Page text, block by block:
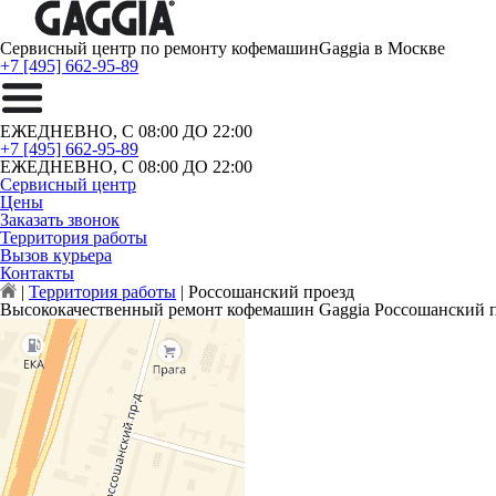
Сервисный центр по ремонту кофемашинGaggia в Москве
+7 [495] 662-95-89
ЕЖЕДНЕВНО, С 08:00 ДО 22:00
+7 [495] 662-95-89
ЕЖЕДНЕВНО, С 08:00 ДО 22:00
Сервисный центр
Цены
Заказать звонок
Территория работы
Вызов курьера
Контакты
| Территория работы | Россошанский проезд
Высококачественный ремонт кофемашин Gaggia Россошанский